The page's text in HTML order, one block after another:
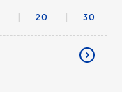
20 30